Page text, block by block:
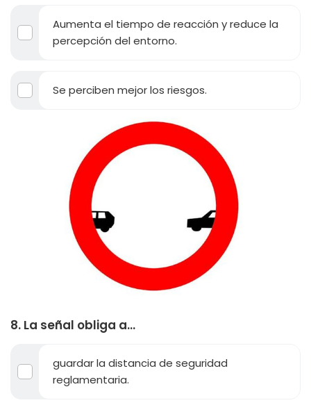
Aumenta el tiempo de reacción y reduce la
percepción del entorno.
Se perciben mejor los riesgos.
8. La señal obliga a...
guardar la distancia de seguridad
reglamentaria.